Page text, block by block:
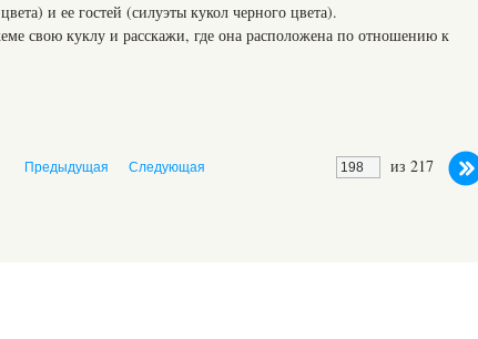
и ее гостей (силуэты кукол черного цвета).
куклу и расскажи, где она расположена по отношению к
из 217
Предыдущая Следующая